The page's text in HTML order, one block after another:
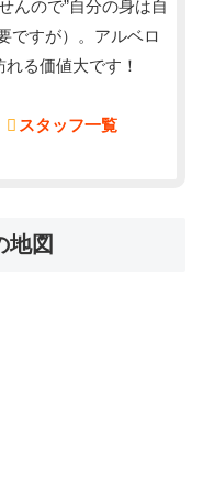
んので”自分の身は自
ですが）。アルベロ
れる価値大です！
スタッフ一覧
地図